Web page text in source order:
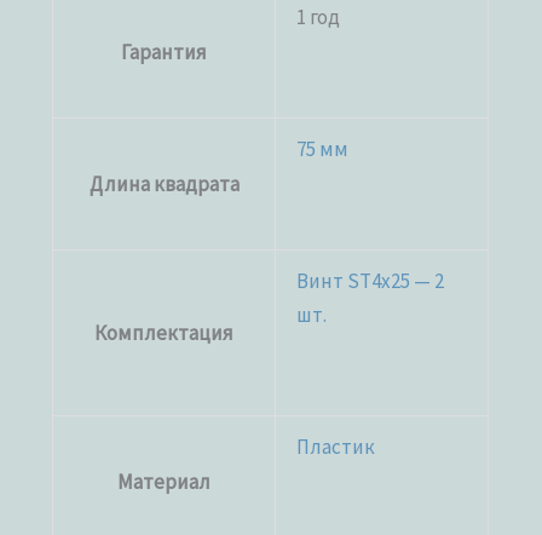
Гарантия
1 год
Длина квадрата
75 мм
Комплектация
Винт ST4x25 — 2
шт.
Материал
Пластик